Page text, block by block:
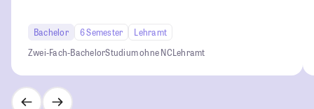
Bachelor 6 Semester
Lehramt
Zwei-Fach-BachelorStudium ohne NCLehramt